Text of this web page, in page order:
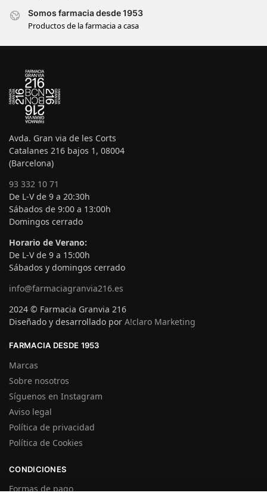
Somos farmacia desde 1953
Productos de la farmacia a casa
Avda. Gran via de les Corts
Catalanes 216 bajos 1, 08004
(Barcelona)
93 332 10 71
De L-V de 9 a 20:30h
Sábados de 9:00 a 13:00h
Domingos cerrado
Horario de Verano:
De L-V de 9 a 15:00h
Sábados y domingos cerrado
info@farmaciagranvia216.es
2024 © Farmacia Granvia 216
Diseñado y desarrollado por A!claro Marketing
FARMACIA DESDE 1953
Marcas
Sobre nosotros
Síguenos en Instagram
Aviso legal
Política de privacidad
Política de Cookies
CONDICIONES
Formas de pago